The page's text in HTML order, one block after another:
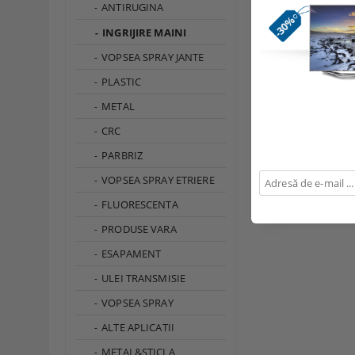
ANTIRUGINA
INGRIJIRE MAINI
VOPSEA SPRAY JANTE
PLASTIC
METAL
CRC
PARBRIZ
VOPSEA SPRAY ETRIERE
FLUORESCENTA
PRODUSE VARA
ESAPAMENT
ULEI TRANSMISIE
VOPSEA SPRAY
ALTE APLICATII
METAL&STICLA